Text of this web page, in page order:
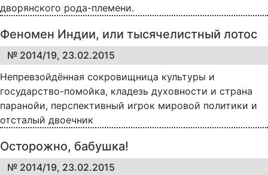
дворянского рода-племени.
Феномен Индии, или тысячелистный лотос
№ 2014/19, 23.02.2015
Непревзойдённая сокровищница культуры и
государство-помойка, кладезь духовности и страна
паранойи, перспективный игрок мировой политики и
отсталый двоечник
Осторожно, бабушка!
№ 2014/19, 23.02.2015